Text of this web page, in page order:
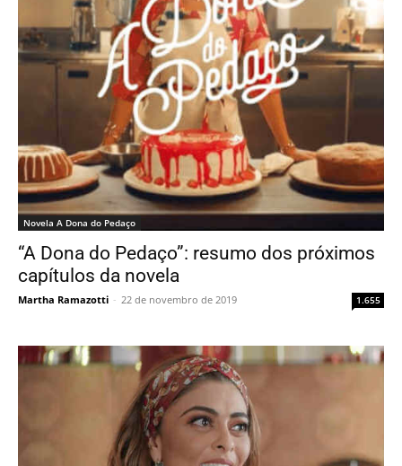
Novela A Dona do Pedaço
“A Dona do Pedaço”: resumo dos próximos
capítulos da novela
Martha Ramazotti - 22 de novembro de 2019 1.655